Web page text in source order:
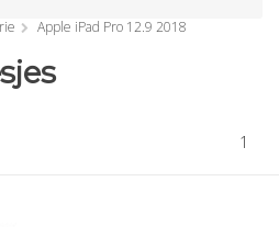
Apple iPad Pro 12.9 2018
1